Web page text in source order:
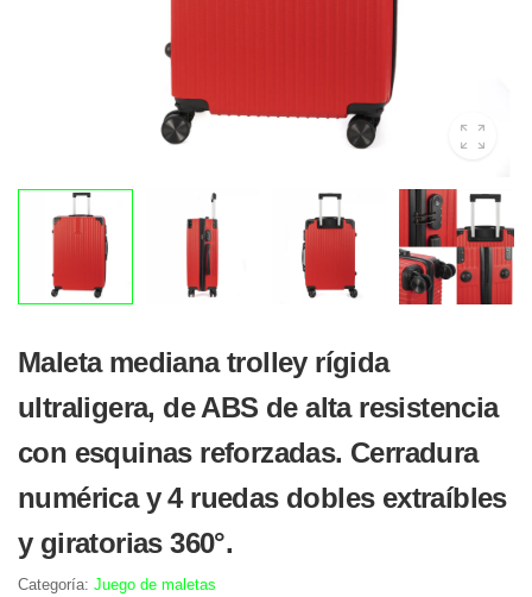
Maleta mediana trolley rígida
ultraligera, de ABS de alta resistencia
con esquinas reforzadas. Cerradura
numérica y 4 ruedas dobles extraíbles
y giratorias 360°.
Categoría: Juego de maletas